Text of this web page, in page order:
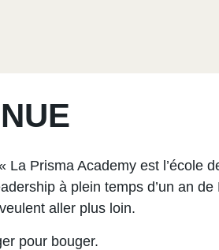
La Prisma Academy est l’école
à plein temps d’un an de
aller plus loin.
pour bouger.